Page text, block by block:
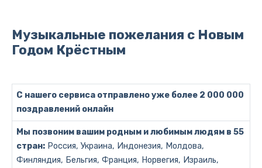
Музыкальные пожелания с Новым
Годом Крёстным
С нашего сервиса отправлено уже более 2 000 000
поздравлений онлайн
Мы позвоним вашим родным и любимым людям в 55
стран: Россия, Украина, Индонезия, Молдова,
Финляндия, Бельгия, Франция, Норвегия, Израиль,